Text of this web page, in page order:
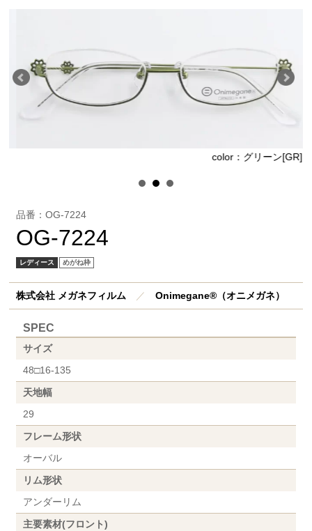
color：グリーン[GR]
品番：OG-7224
OG-7224
レディース めがね枠
株式会社 メガネフィルム ／Onimegane®（オニメガネ）
SPEC
サイズ
48□16-135
天地幅
29
フレーム形状
オーバル
リム形状
アンダーリム
主要素材(フロント)